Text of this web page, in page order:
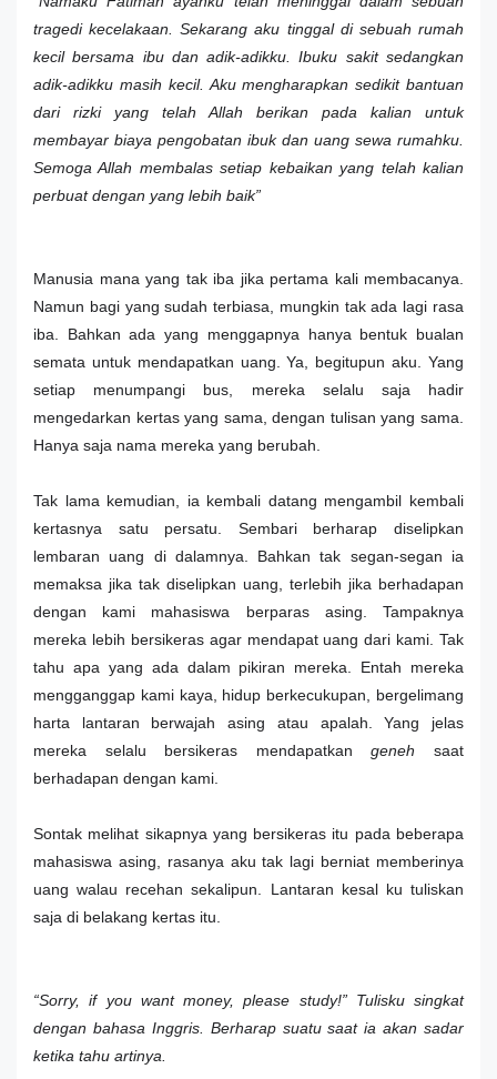
tragedi kecelakaan. Sekarang aku tinggal di sebuah rumah
kecil bersama ibu dan adik-adikku. Ibuku sakit sedangkan
adik-adikku masih kecil. Aku mengharapkan sedikit bantuan
dari rizki yang telah Allah berikan pada kalian untuk
membayar biaya pengobatan ibuk dan uang sewa rumahku.
Semoga Allah membalas setiap kebaikan yang telah kalian
perbuat dengan yang lebih baik”
Manusia mana yang tak iba jika pertama kali membacanya.
Namun bagi yang sudah terbiasa, mungkin tak ada lagi rasa
iba. Bahkan ada yang menggapnya hanya bentuk bualan
semata untuk mendapatkan uang. Ya, begitupun aku. Yang
setiap menumpangi bus, mereka selalu saja hadir
mengedarkan kertas yang sama, dengan tulisan yang sama.
Hanya saja nama mereka yang berubah.
Tak lama kemudian, ia kembali datang mengambil kembali
kertasnya satu persatu. Sembari berharap diselipkan
lembaran uang di dalamnya. Bahkan tak segan-segan ia
memaksa jika tak diselipkan uang, terlebih jika berhadapan
dengan kami mahasiswa berparas asing. Tampaknya
mereka lebih bersikeras agar mendapat uang dari kami. Tak
tahu apa yang ada dalam pikiran mereka. Entah mereka
mengganggap kami kaya, hidup berkecukupan, bergelimang
harta lantaran berwajah asing atau apalah. Yang jelas
mereka selalu bersikeras mendapatkangenehsaat
berhadapan dengan kami.
Sontak melihat sikapnya yang bersikeras itu pada beberapa
mahasiswa asing, rasanya aku tak lagi berniat memberinya
uang walau recehan sekalipun. Lantaran kesal ku tuliskan
saja di belakang kertas itu.
“Sorry, if you want money, please study!” Tulisku singkat
dengan bahasa Inggris. Berharap suatu saat ia akan sadar
ketika tahu artinya.